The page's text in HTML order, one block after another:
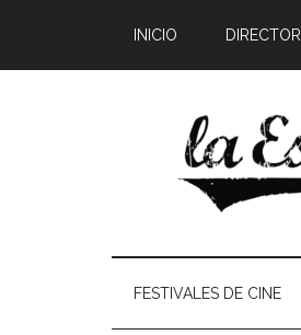
INICIO
FESTIVALES DE CINE